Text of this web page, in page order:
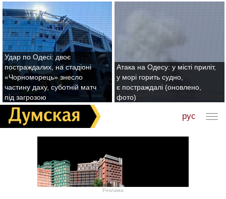
Удар по Одесі: двоє
постраждалих, на стадіоні
«Чорноморець» знесло
частину даху, суботній матч
під загрозою
Атака на Одесу: у місті приліт,
у морі горить судно,
є постраждалі (оновлено,
фото)
рус
Реклама